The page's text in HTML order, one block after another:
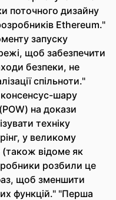
поточного дизайну
Ethereum."
запуску
щоб забезпечити
безпеки, не
спільноти."
шару
на докази
техніку
у великому
(також відоме як
розбили це
щоб зменшити
функцій." "Перша